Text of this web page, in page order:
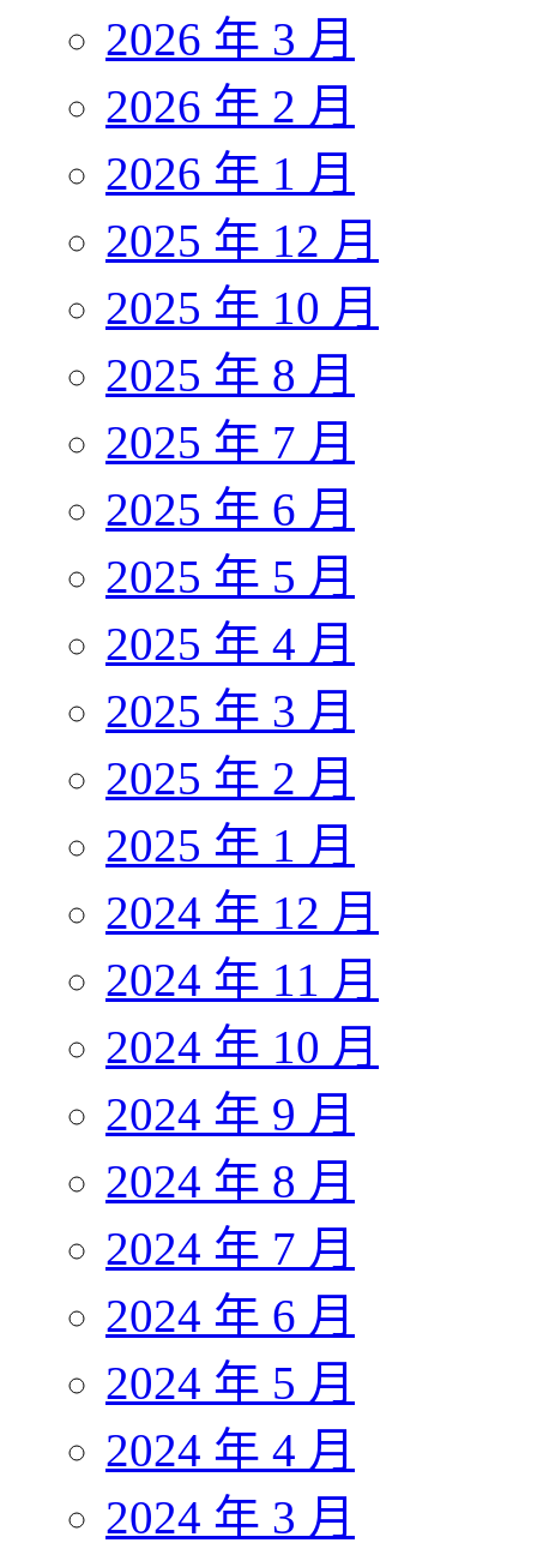
2026 年 3 月
2026 年 2 月
2026 年 1 月
2025 年 12 月
2025 年 10 月
2025 年 8 月
2025 年 7 月
2025 年 6 月
2025 年 5 月
2025 年 4 月
2025 年 3 月
2025 年 2 月
2025 年 1 月
2024 年 12 月
2024 年 11 月
2024 年 10 月
2024 年 9 月
2024 年 8 月
2024 年 7 月
2024 年 6 月
2024 年 5 月
2024 年 4 月
2024 年 3 月